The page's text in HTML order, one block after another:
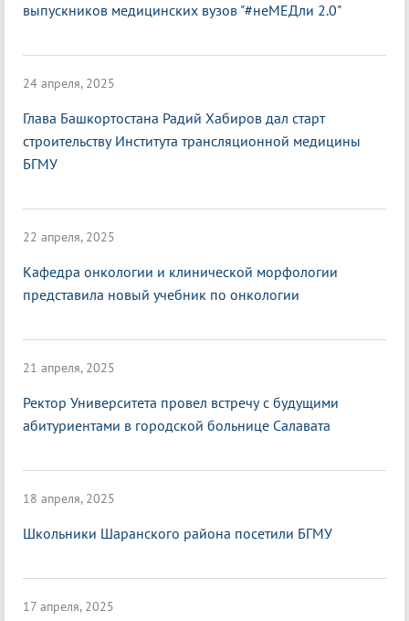
выпускников медицинских вузов "#неМЕДли 2.0"
24 апреля, 2025
Глава Башкортостана Радий Хабиров дал старт
строительству Института трансляционной медицины
БГМУ
22 апреля, 2025
Кафедра онкологии и клинической морфологии
представила новый учебник по онкологии
21 апреля, 2025
Ректор Университета провел встречу с будущими
абитуриентами в городской больнице Салавата
18 апреля, 2025
Школьники Шаранского района посетили БГМУ
17 апреля, 2025